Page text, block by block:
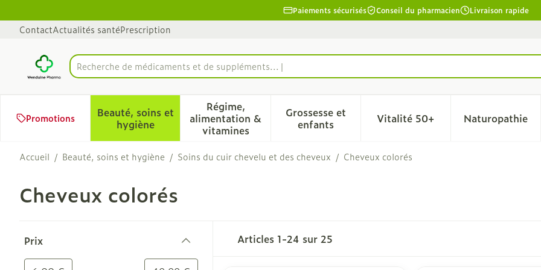
Paiements sécurisés Conseil du pharmacien Livraison rapide
ContactActualités santéPrescription
Rechercher
Recherche de médicaments
Promotions
Beauté, soins et
hygièneAfficher le sous-menu pour la catégorie Beauté, soins et hygiène
Régime,
alimentation &
vitaminesAfficher le sous-menu pour la catégorie Régime, alimentation &
Grossesse et
enfantsAfficher le sous-menu pour la catégorie
Vitalité 50+Afficher le sous-menu pour
Naturopathie
Afficher
Accueil / Beauté, soins et hygiène / Soins du cuir chevelu et des cheveux / Cheveux colorés
Cheveux colorés
Prix
Articles 1-24 sur 25